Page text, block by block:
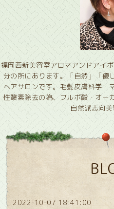
福岡西新美容室アロマアンドアイ
分の所にあります。「自然」「優
ヘアサロンです。毛髪皮膚科学・
性酸素除去の為、フルボ酸・オー
自然派志向美
2022-10-07 18:41:00